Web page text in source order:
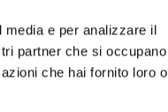
e per analizzare il
partner che si occupano
che hai fornito loro o